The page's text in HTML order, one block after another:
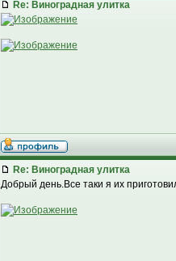
Re: Виноградная улитка
Re: Виноградная улитка
Добрый день.Все таки я их